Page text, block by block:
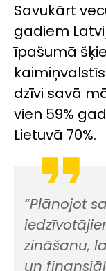
Savukārt
gadiem
īpašumā
dzīvi savā
vien 59%
Lietuvā 70%.
“Plānojot
zināšanu,
un